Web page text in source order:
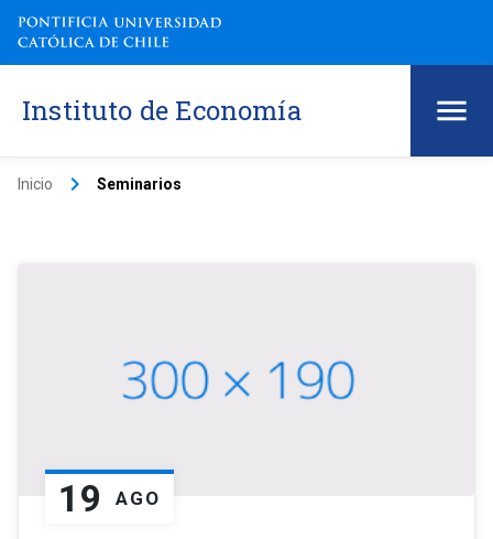
Instituto de Economía
Inicio keyboard_arrow_right Seminarios
19 AGO